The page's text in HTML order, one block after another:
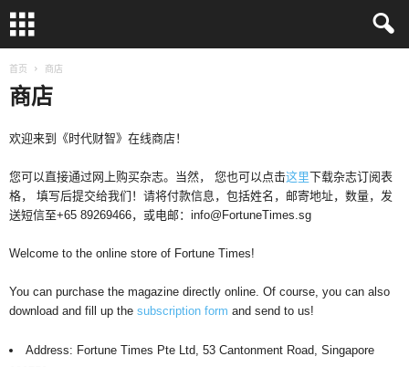
首页 商店
商店
欢迎来到《时代财智》在线商店！
您可以直接通过网上购买杂志。当然， 您也可以点击这里下载杂志订阅表
格， 填写后提交给我们！请将付款信息，包括姓名，邮寄地址，数量，发
送短信至+65 89269466，或电邮：info@FortuneTimes.sg
Welcome to the online store of Fortune Times!
You can purchase the magazine directly online. Of course, you can also
download and fill up the subscription form and send to us!
Address: Fortune Times Pte Ltd, 53 Cantonment Road, Singapore